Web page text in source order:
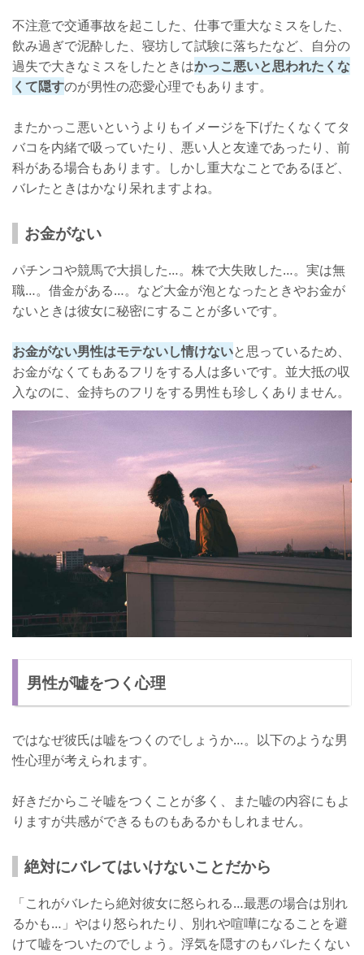
不注意で交通事故を起こした、仕事で重大なミスをした、
飲み過ぎで泥酔した、寝坊して試験に落ちたなど、自分の
過失で大きなミスをしたときはかっこ悪いと思われたくな
くて隠すのが男性の恋愛心理でもあります。
またかっこ悪いというよりもイメージを下げたくなくてタ
バコを内緒で吸っていたり、悪い人と友達であったり、前
科がある場合もあります。しかし重大なことであるほど、
バレたときはかなり呆れますよね。
お金がない
パチンコや競馬で大損した…。株で大失敗した…。実は無
職…。借金がある…。など大金が泡となったときやお金が
ないときは彼女に秘密にすることが多いです。
お金がない男性はモテないし情けないと思っているため、
お金がなくてもあるフリをする人は多いです。並大抵の収
入なのに、金持ちのフリをする男性も珍しくありません。
男性が嘘をつく心理
ではなぜ彼氏は嘘をつくのでしょうか…。以下のような男
性心理が考えられます。
好きだからこそ嘘をつくことが多く、また嘘の内容にもよ
りますが共感ができるものもあるかもしれません。
絶対にバレてはいけないことだから
「これがバレたら絶対彼女に怒られる…最悪の場合は別れ
るかも…」やはり怒られたり、別れや喧嘩になることを避
けて嘘をついたのでしょう。浮気を隠すのもバレたくない